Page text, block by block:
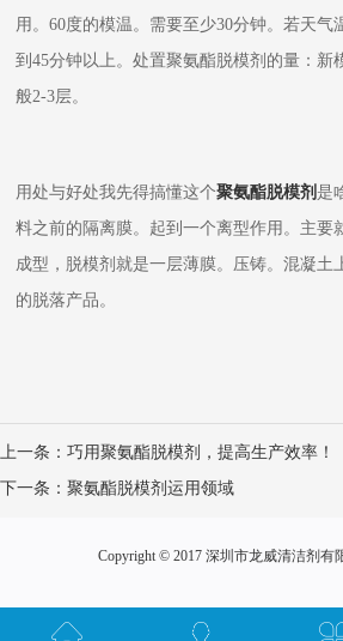
用。60度的模温。需要至少30分钟。若天气
到45分钟以上。处置聚氨酯脱模剂的量：新
般2-3层。
用处与好处我先得搞懂这个聚氨酯脱模剂 是
料之前的隔离膜。起到一个离型作用。主要
成型，脱模剂就是一层薄膜。压铸。混凝土
的脱落产品。
上一条： 巧用聚氨酯脱模剂，提高生产效率！
下一条： 聚氨酯脱模剂运用领域
Copyright © 2017 深圳市龙威清洁剂有